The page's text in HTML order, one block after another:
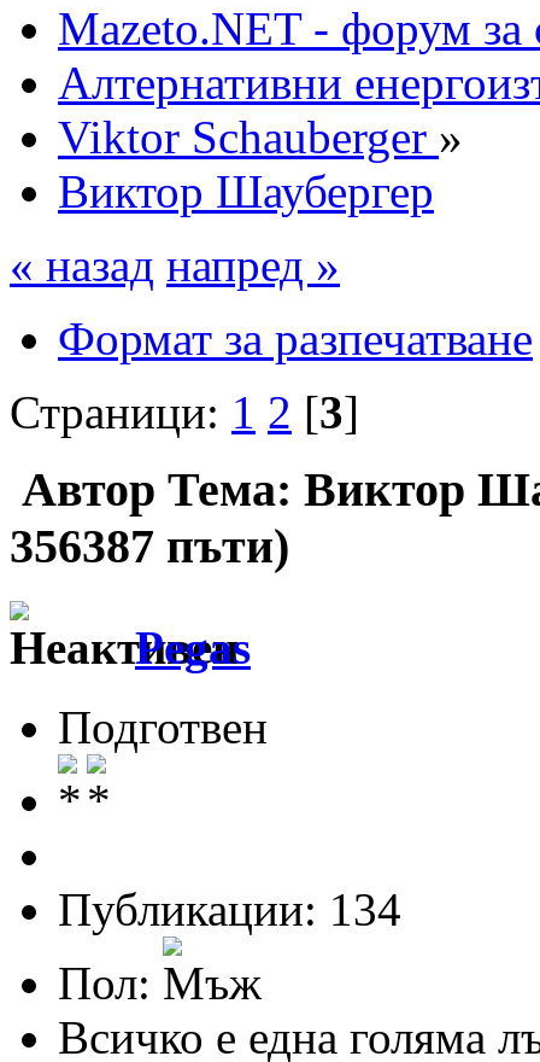
Mazeto.NET - форум за
Алтернативни
Viktor Schauberger »
Виктор Шаубергер
« назад напред »
Формат за разпечатване
Страници: 1 2 [3]
Автор Тема: Виктор
356387 пъти)
Pegas
Подготвен
Публикации: 134
Пол:
Всичко е една голяма